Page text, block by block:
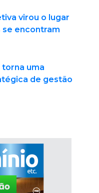
virou o lugar
se encontram
uma
de gestão